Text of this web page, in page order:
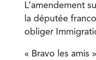
L’amendement
la députée
obliger
« Bravo les amis